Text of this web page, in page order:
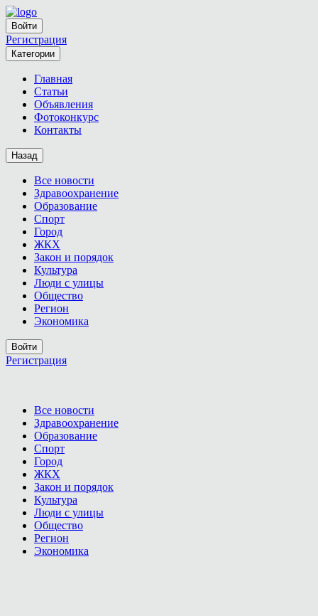
Войти
Регистрация
Категории
Главная
Статьи
Объявления
Фотоконкурс
Контакты
Назад
Все новости
Здравоохранение
Образование
Спорт
Город
ЖКХ
Закон и порядок
Культура
Люди с улицы
Общество
Регион
Экономика
Войти
Регистрация
Все новости
Здравоохранение
Образование
Спорт
Город
ЖКХ
Закон и порядок
Культура
Люди с улицы
Общество
Регион
Экономика